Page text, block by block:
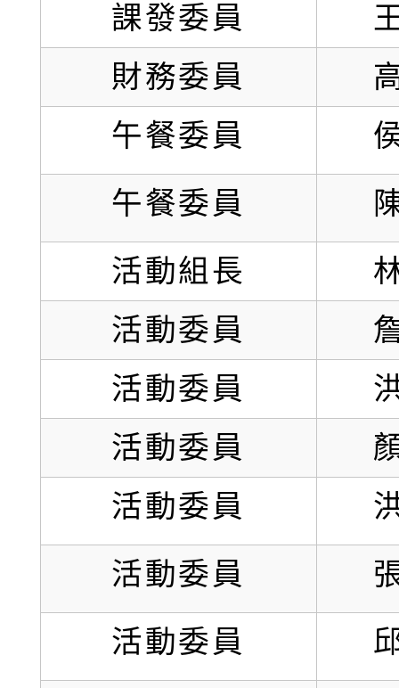
課發委員
財務委員
午餐委員
午餐委員
活動組長
活動委員
活動委員
活動委員
活動委員
活動委員
活動委員